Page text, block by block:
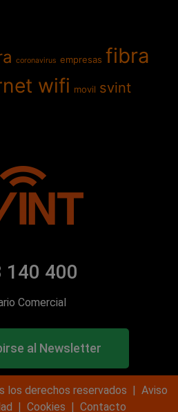
coronavirus empresas fibra
wifi movil svint
140 400
Comercial
al Newsletter
los derechos reservados | Aviso
| Cookies | Contacto